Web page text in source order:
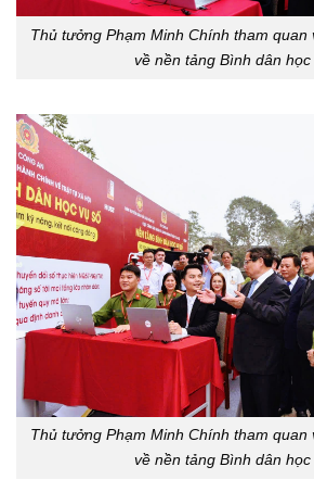
Thủ tưởng Phạm Minh Chính tham quan
về nền tảng Bình dân học
Thủ tưởng Phạm Minh Chính tham quan
về nền tảng Bình dân học